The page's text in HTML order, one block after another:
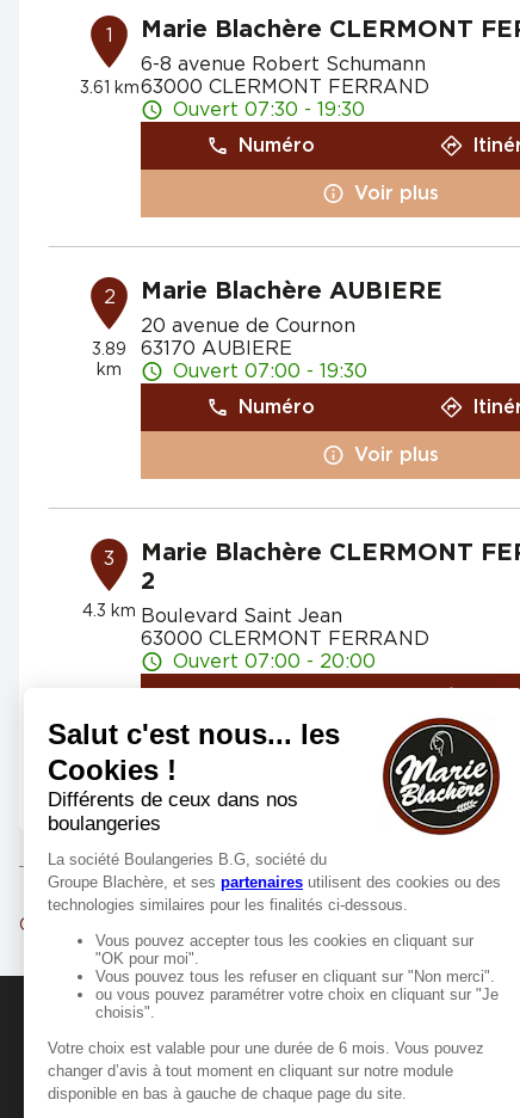
1
3.61 km
Marie Blachère CLERMONT
6-8 avenue Robert Schumann
63000 CLERMONT FERRAND
Ouvert 07:30 - 19:30
Numéro
Voir plus
2
3.89
km
Marie Blachère AUBIERE
20 avenue de Cournon
63170 AUBIERE
Ouvert 07:00 - 19:30
Numéro
Voir plus
3
4.3 km
Marie Blachère CLERMONT
2
Boulevard Saint Jean
63000 CLERMONT FERRAND
Ouvert 07:00 - 20:00
Voir plus
4
4.35
3
39 Avenue Ernest Cristal
Ouvert 07:00 - 18:55
Numéro
Clermont-Ferrand
MANGER-BOUGER